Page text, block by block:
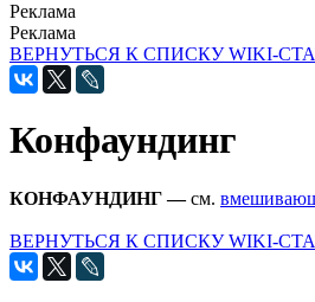
Реклама
Реклама
ВЕРНУТЬСЯ К СПИСКУ WIKI-
Конфаундинг
КОНФАУНДИНГ —см.
ВЕРНУТЬСЯ К СПИСКУ WIKI-